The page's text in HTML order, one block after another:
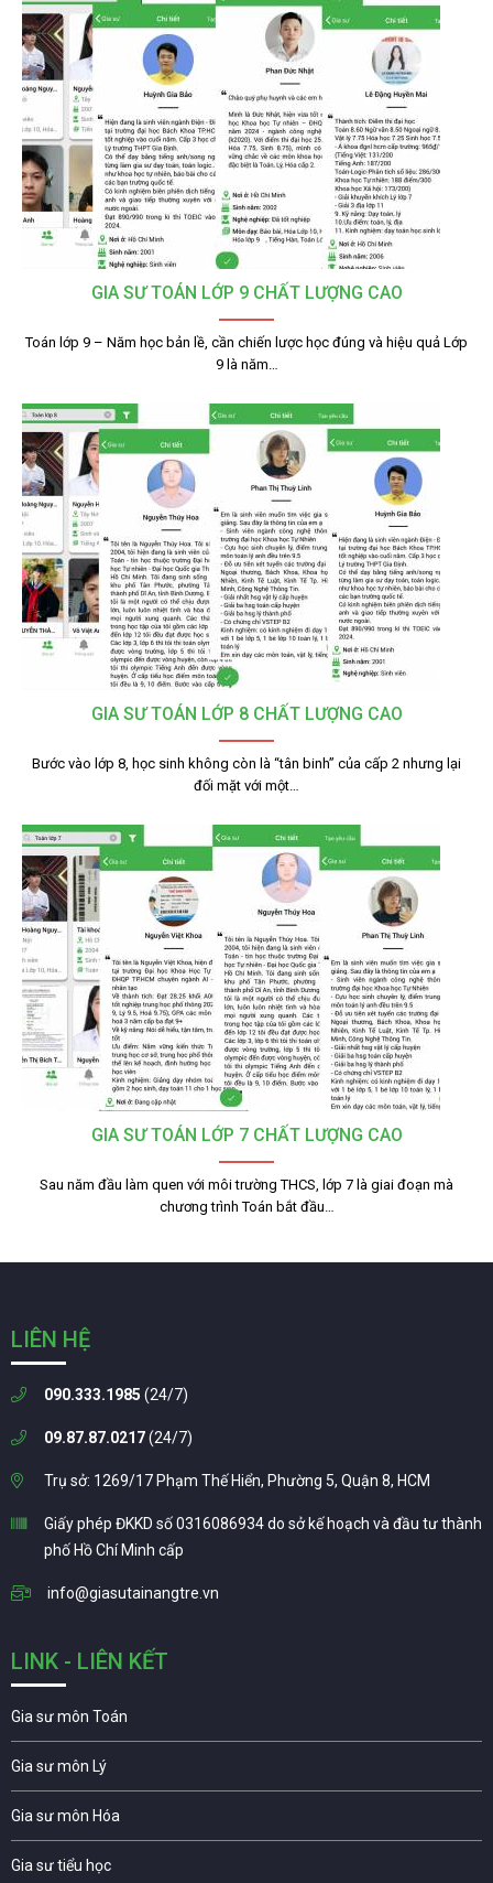
GIA SƯ TOÁN LỚP 9 CHẤT LƯỢNG CAO
Toán lớp 9 – Năm học bản lề, cần chiến lược học đúng và hiệu quả Lớp
9 là năm…
GIA SƯ TOÁN LỚP 8 CHẤT LƯỢNG CAO
Bước vào lớp 8, học sinh không còn là “tân binh” của cấp 2 nhưng lại
đối mặt với một…
GIA SƯ TOÁN LỚP 7 CHẤT LƯỢNG CAO
Sau năm đầu làm quen với môi trường THCS, lớp 7 là giai đoạn mà
chương trình Toán bắt đầu…
LIÊN HỆ
090.333.1985 (24/7)
09.87.87.0217(24/7)
Trụ sở: 1269/17 Phạm Thế Hiển, Phường 5, Quận 8, HCM
Giấy phép ĐKKD số 0316086934 do sở kế hoạch và đầu tư thành
phố Hồ Chí Minh cấp
info@giasutainangtre.vn
LINK - LIÊN KẾT
Gia sư môn Toán
Gia sư môn Lý
Gia sư môn Hóa
Gia sư tiểu học